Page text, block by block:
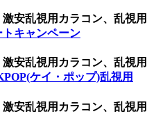
安乱視用カラコン、乱視用
トキャンペーン
安乱視用カラコン、乱視用
ケイ・ポップ)乱視用
安乱視用カラコン、乱視用